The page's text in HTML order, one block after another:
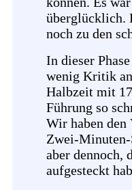
überglücklich.
noch zu den
In dieser
wenig Kritik
Halbzeit mit
Führung so
Wir haben den
Zwei-Minuten-
aber dennoch,
aufgesteckt